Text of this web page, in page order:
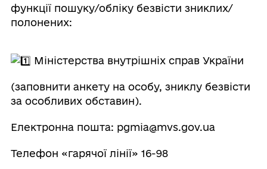
функції пошуку/обліку безвісти зниклих/
полонених:
Міністерства внутрішніх справ України
(заповнити анкету на особу, зниклу безвісти
за особливих обставин).
Електронна пошта: pgmia@mvs.gov.ua
Телефон «гарячої лінії» 16-98